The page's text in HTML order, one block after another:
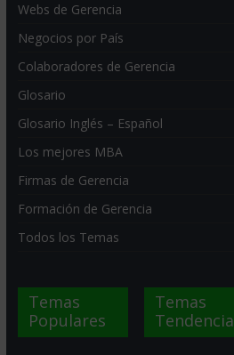
Webs de Gerencia
Negocios por País
Colaboradores de Gerencia
Glosario
Glosario Inglés – Español
Los mejores MBA
Firmas de Gerencia
Formación de Gerencia
Todos los Temas
Temas
Populares
Temas
Tendencia